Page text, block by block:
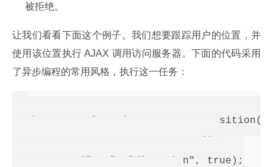
被拒绝。
让我们看看下面这个例子。我们想要跟踪用户的位置，并
使用该位置执行 AJAX 调用访问服务器。下面的代码采用
了异步编程的常用风格，执行这一任务：
   req.open("PUT", "/location", true);